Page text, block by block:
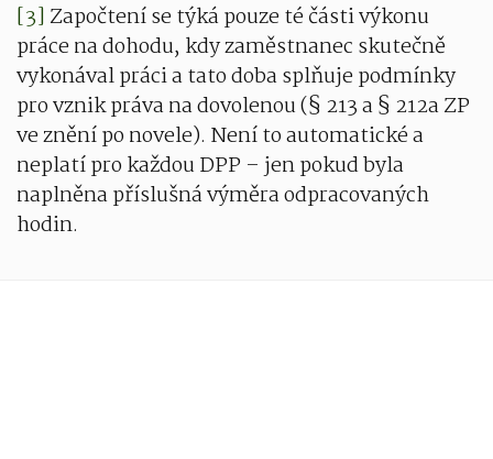
[3] Započtení se týká pouze té části výkonu
práce na dohodu, kdy zaměstnanec skutečně
vykonával práci a tato doba splňuje podmínky
pro vznik práva na dovolenou (§ 213 a § 212a ZP
ve znění po novele). Není to automatické a
neplatí pro každou DPP – jen pokud byla
naplněna příslušná výměra odpracovaných
hodin.